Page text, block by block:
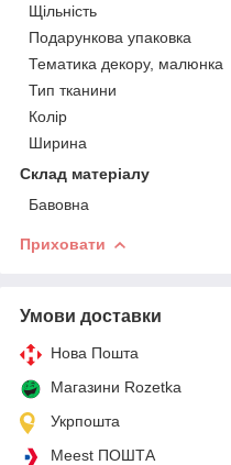
Щільність
Подарункова упаковка
Тематика декору, малюнка
Тип тканини
Колір
Ширина
Склад матеріалу
Бавовна
Приховати
Умови доставки
Нова Пошта
Магазини Rozetka
Укрпошта
Meest ПОШТА